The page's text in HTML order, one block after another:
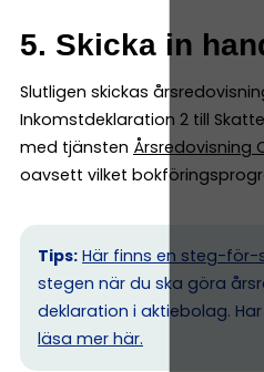
5. Skicka in
Slutligen skickas
Inkomstdeklaration 2 till
med tjänsten Årsredovisning
oavsett vilket
Tips: Här finns en steg-
stegen när du ska göra
deklaration i aktiebolag.
läsa mer här.